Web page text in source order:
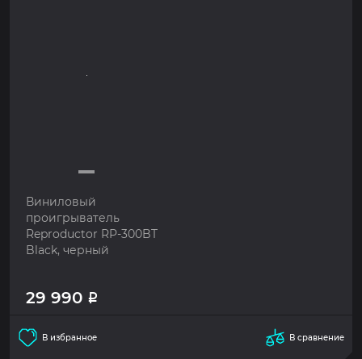
В избранное В сравнение
Виниловый
проигрыватель
Reproductor RP-300BT
Black, черный
29 990 Р